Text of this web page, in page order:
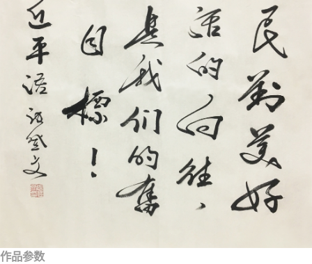
作品参数